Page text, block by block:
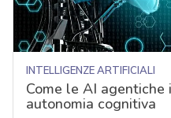
INTELLIGENZE ARTIFICIALI
Come le AI
autonomia cognitiva